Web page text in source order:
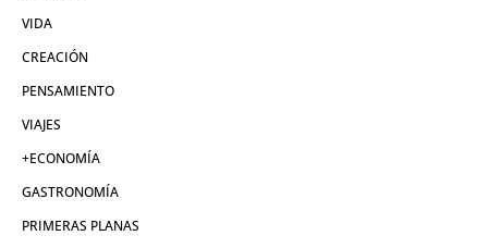
VIDA
CREACIÓN
PENSAMIENTO
VIAJES
+ECONOMÍA
GASTRONOMÍA
PRIMERAS PLANAS